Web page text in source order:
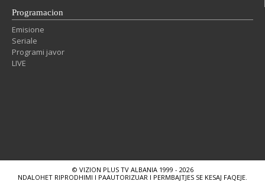
Programacion
Emisione
Seriale
Programi javor
LIVE
© VIZION PLUS TV ALBANIA 1999 - 2026
NDALOHET RIPRODHIMI I PAAUTORIZUAR I PERMBAJTJES SE KESAJ FAQEJE.